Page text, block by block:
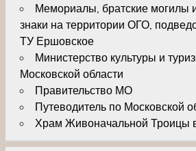
Мемориалы, братские могилы
знаки на территории ОГО,
ТУ Ершовское
Министерство культуры и
Московской области
Правительство МО
Путеводитель по Московской
Храм Живоначальной Троицы